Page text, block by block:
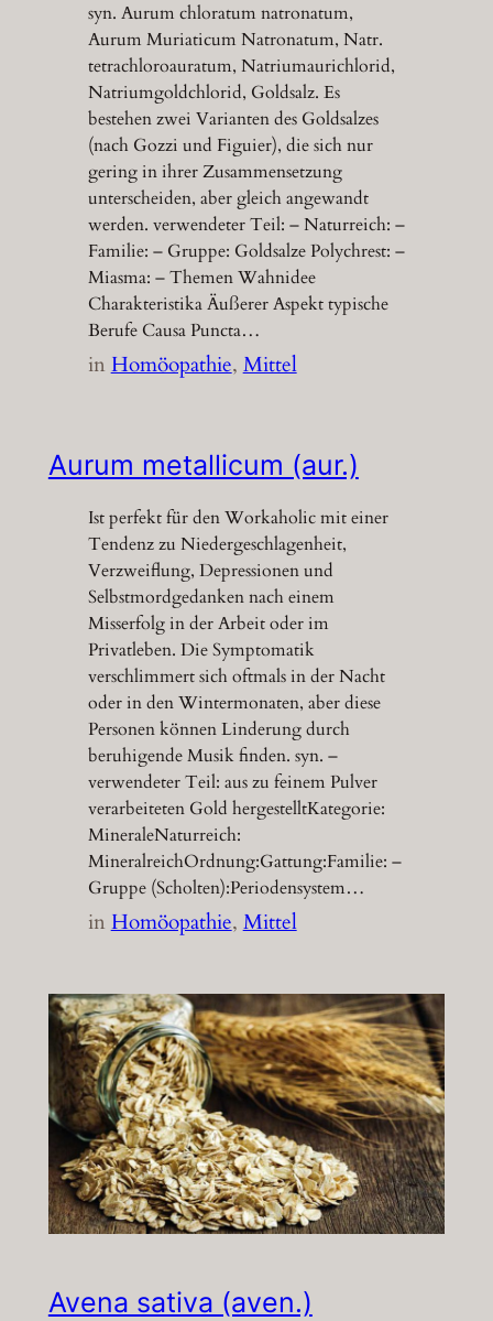
syn. Aurum chloratum natronatum,
Aurum Muriaticum Natronatum, Natr.
tetrachloroauratum, Natriumaurichlorid,
Natriumgoldchlorid, Goldsalz. Es
bestehen zwei Varianten des Goldsalzes
(nach Gozzi und Figuier), die sich nur
gering in ihrer Zusammensetzung
unterscheiden, aber gleich angewandt
werden. verwendeter Teil: – Naturreich: –
Familie: – Gruppe: Goldsalze Polychrest: –
Miasma: – Themen Wahnidee
Charakteristika Äußerer Aspekt typische
Berufe Causa Puncta…
inHomöopathie, Mittel
Aurum metallicum (aur.)
Ist perfekt für den Workaholic mit einer
Tendenz zu Niedergeschlagenheit,
Verzweiflung, Depressionen und
Selbstmordgedanken nach einem
Misserfolg in der Arbeit oder im
Privatleben. Die Symptomatik
verschlimmert sich oftmals in der Nacht
oder in den Wintermonaten, aber diese
Personen können Linderung durch
beruhigende Musik finden. syn. –
verwendeter Teil: aus zu feinem Pulver
verarbeiteten Gold hergestelltKategorie:
MineraleNaturreich:
MineralreichOrdnung:Gattung:Familie: –
Gruppe (Scholten):Periodensystem…
inHomöopathie, Mittel
Avena sativa (aven.)